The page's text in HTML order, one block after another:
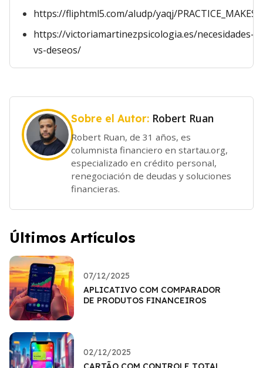
https://fliphtml5.com/aludp/yaqj/
https://victoriamartinezpsicologia.es/necesidades-
vs-deseos/
Sobre el Autor: Robert Ruan
Robert Ruan, de 31 años, es
columnista financiero en startau.org,
especializado en crédito personal,
renegociación de deudas y soluciones
financieras.
Últimos Artículos
07/12/2025
APLICATIVO COM COMPARADOR
DE PRODUTOS FINANCEIROS
02/12/2025